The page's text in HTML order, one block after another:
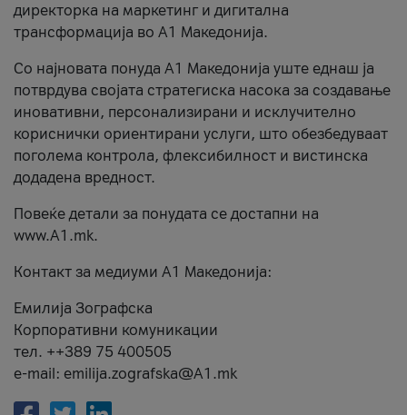
директорка на маркетинг и дигитална
трансформација во А1 Македонија.
Со најновата понуда А1 Македонија уште еднаш ја
потврдува својата стратегиска насока за создавање
иновативни, персонализирани и исклучително
кориснички ориентирани услуги, што обезбедуваат
поголема контрола, флексибилност и вистинска
додадена вредност.
Повеќе детали за понудата се достапни на
www.А1.mk.
Контакт за медиуми А1 Македонија:
Емилија Зографска
Корпоративни комуникации
тел. ++389 75 400505
e-mail: emilija.zografska@A1.mk